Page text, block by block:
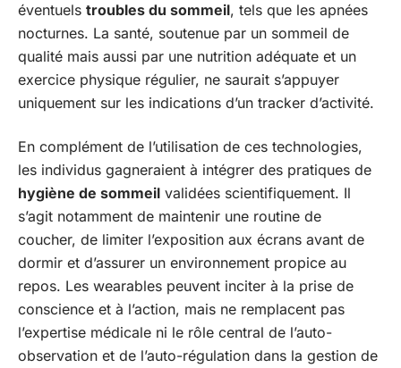
éventuels troubles du sommeil, tels que les apnées
nocturnes. La santé, soutenue par un sommeil de
qualité mais aussi par une nutrition adéquate et un
exercice physique régulier, ne saurait s’appuyer
uniquement sur les indications d’un tracker d’activité.
En complément de l’utilisation de ces technologies,
les individus gagneraient à intégrer des pratiques de
hygiène de sommeil validées scientifiquement. Il
s’agit notamment de maintenir une routine de
coucher, de limiter l’exposition aux écrans avant de
dormir et d’assurer un environnement propice au
repos. Les wearables peuvent inciter à la prise de
conscience et à l’action, mais ne remplacent pas
l’expertise médicale ni le rôle central de l’auto-
observation et de l’auto-régulation dans la gestion de